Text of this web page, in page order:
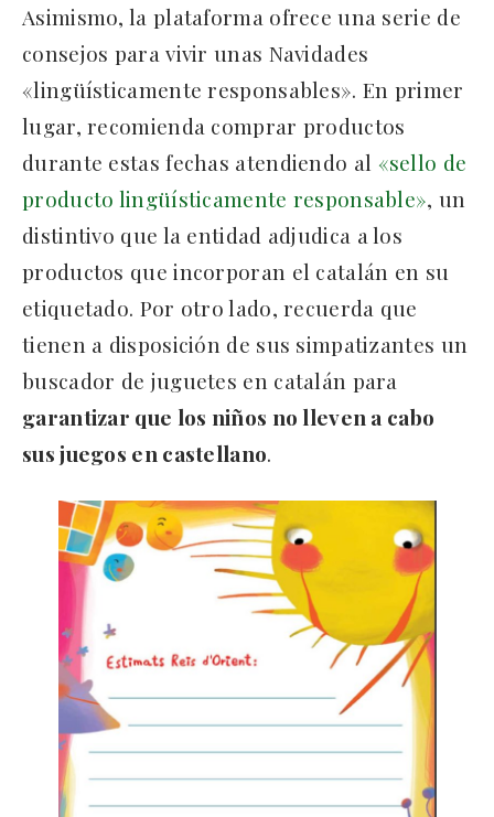
Asimismo, la plataforma ofrece una serie de
consejos para vivir unas Navidades
«lingüísticamente responsables». En primer
lugar, recomienda comprar productos
durante estas fechas atendiendo al «sello de
producto lingüísticamente responsable», un
distintivo que la entidad adjudica a los
productos que incorporan el catalán en su
etiquetado. Por otro lado, recuerda que
tienen a disposición de sus simpatizantes un
buscador de juguetes en catalán para
garantizar que los niños no lleven a cabo
sus juegos en castellano.